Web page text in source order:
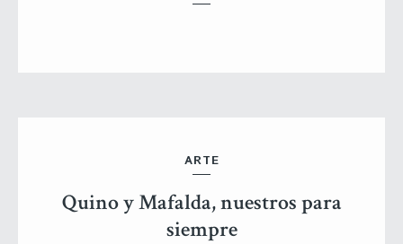
ARTE
Quino y Mafalda, nuestros para
siempre